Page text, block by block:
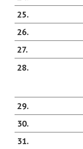
25
26
27
28
29
30
31